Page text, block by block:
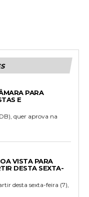
PARA
E
quer aprova na
VISTA PARA
DESTA SEXTA-
desta sexta-feira (7),